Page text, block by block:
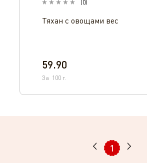
(0)
Тяхан с овощами вес
59.90
За 100 г.
1